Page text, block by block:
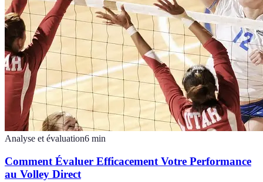
Analyse et évaluation6 min
Comment Évaluer Efficacement Votre Performance
au Volley Direct